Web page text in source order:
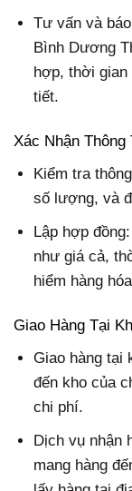
Tư vấn và
Bình Dương
hợp, thời gian
tiết.
Xác Nhận
Kiểm tra
số lượng, và
Lập hợp
như giá cả,
hiểm hàng
Giao Hàng Tại
Giao hàng tại
đến kho của
chi phí.
Dịch vụ nhận
mang hàng